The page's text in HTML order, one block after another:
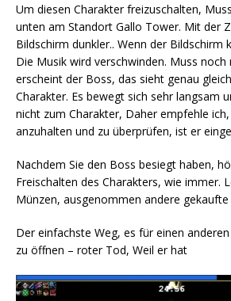
Um diesen Charakter freizuschalten,
unten am Standort Gallo Tower. Mit der
Bildschirm dunkler.. Wenn der Bildschirm
Die Musik wird verschwinden. Muss noch
erscheint der Boss, das sieht genau
Charakter. Es bewegt sich sehr langsam
nicht zum Charakter, Daher empfehle
anzuhalten und zu überprüfen, ist er
Nachdem Sie den Boss besiegt haben,
Freischalten des Charakters, wie immer.
Münzen, ausgenommen andere gekaufte
Der einfachste Weg, es für einen
zu öffnen – roter Tod, Weil er hat